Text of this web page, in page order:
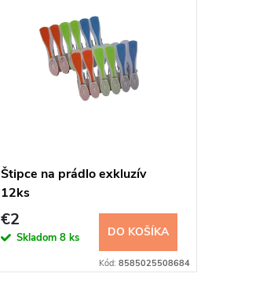
Štipce na prádlo exkluzív
12ks
€2
Skladom 8 ks DO KOŠÍKA
Kód: 8585025508684